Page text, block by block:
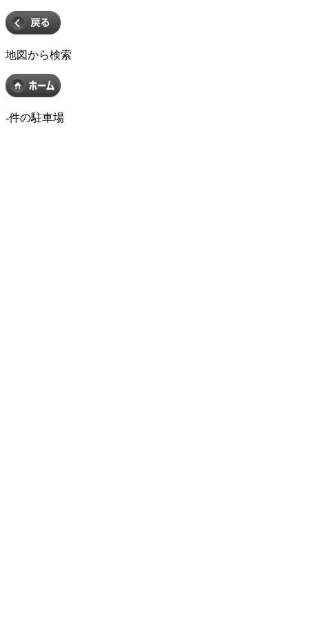
地図から検索
-件の駐車場